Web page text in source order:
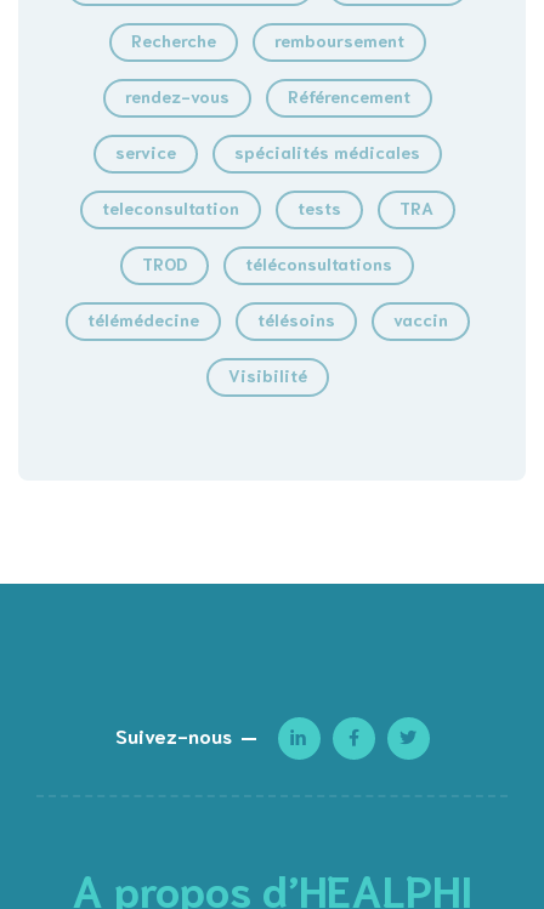
Recherche remboursement
rendez-vous Référencement
service spécialités médicales
teleconsultation tests TRA
TROD téléconsultations
télémédecine télésoins vaccin
Visibilité
Suivez-nous
A propos d’HEALPHI